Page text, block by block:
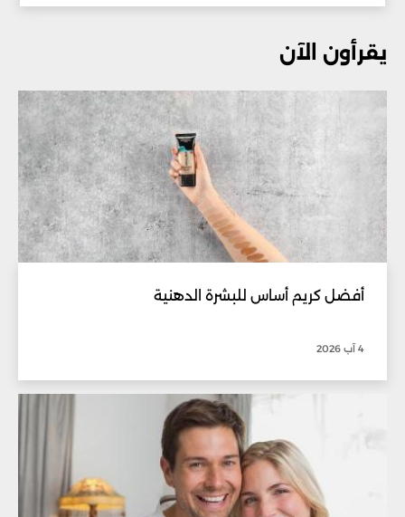
يقرأون الآن
أفضل كريم أساس للبشرة الدهنية
4 آب 2026